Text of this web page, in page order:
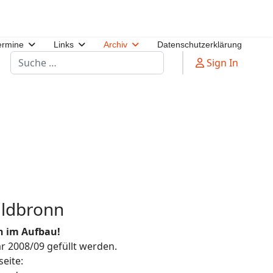
Links Archiv Datenschutzerklärung
Suchen Sign In
im Aufbau!
2008/09 gefüllt werden.